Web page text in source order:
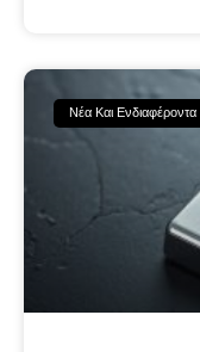
Νέα Και Ενδιαφέροντα